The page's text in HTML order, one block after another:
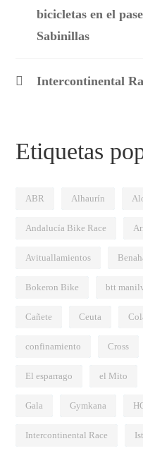
NOTICIAS
Se solicita
bicicletas en el paseo
Sabinillas
bicicletas en el
Sabinillas
Intercontinental
Etiquetas
ABR Alhaurín
Andalucía Bike Race
Avituallamientos
Bokeron Bike btt
Cañete Ceuta
confinamiento Cross
El esparrago el Mito
Gala Gymkana
Intercontinental Race